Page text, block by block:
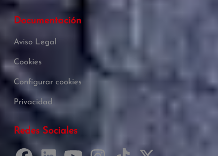
Documentación
Aviso Legal
Cookies
Configurar cookies
Privacidad
Redes Sociales